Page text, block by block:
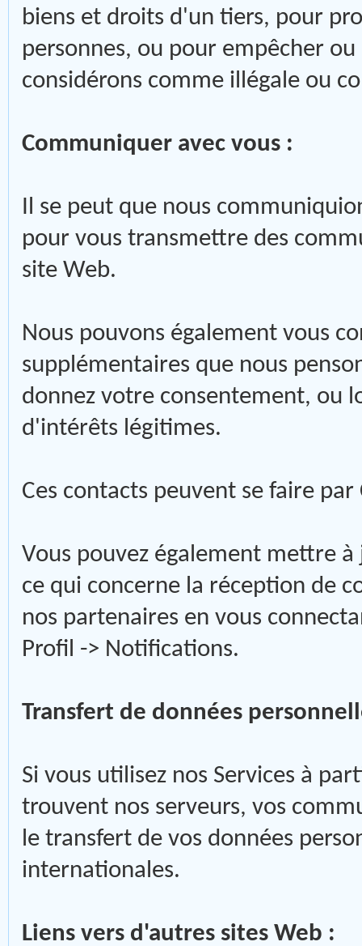
biens et droits d'un tiers, pour
personnes, ou pour empêcher
considérons comme illégale ou
Communiquer avec vous :
Il se peut que nous
pour vous transmettre des
site Web.
Nous pouvons également vous
supplémentaires que nous
donnez votre consentement, ou
d'intérêts légitimes.
Ces contacts peuvent se faire
Vous pouvez également mettre
ce qui concerne la réception de
nos partenaires en vous
Profil -> Notifications.
Transfert de données
Si vous utilisez nos Services à
trouvent nos serveurs, vos
le transfert de vos données
internationales.
Liens vers d'autres sites Web :